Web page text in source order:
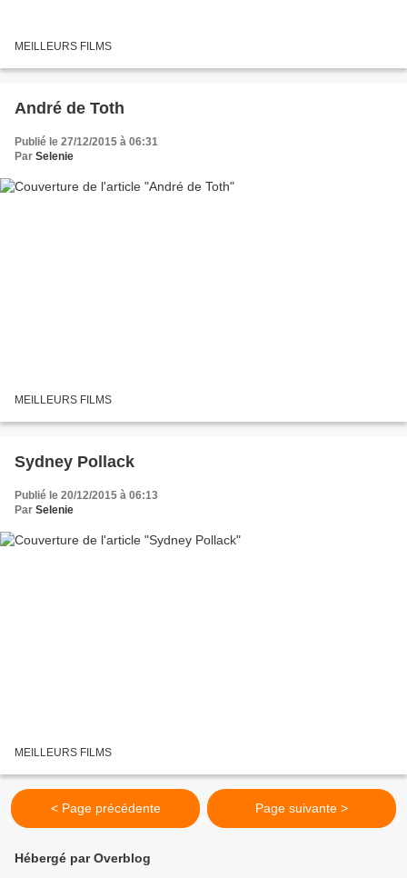
MEILLEURS FILMS
André de Toth
Publié le 27/12/2015 à 06:31
Par Selenie
MEILLEURS FILMS
Sydney Pollack
Publié le 20/12/2015 à 06:13
Par Selenie
MEILLEURS FILMS
< Page précédente Page suivante >
Hébergé par Overblog